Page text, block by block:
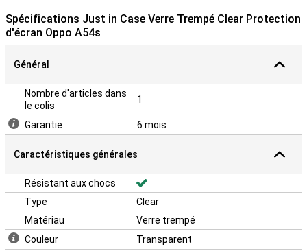
votre Oppo A54s ? Choisissez un film de protection en verre.
Naturellement plus solide que le plastique, le verre protège non
alternatives en plastique.
Spécifications Just in Case Verre Trempé Clear Protection
d'écran Oppo A54s
Général
Nombre d'articles dans
le colis
1
Garantie 6 mois
Caractéristiques générales
Résistant aux chocs
Type
Clear
Matériau
Verre trempé
Couleur
Transparent